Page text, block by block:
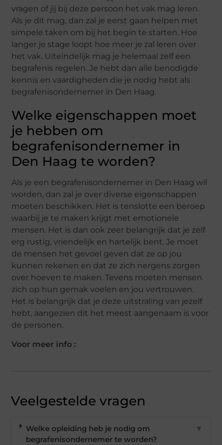
vragen of jij bij deze persoon het vak mag leren.
Als je dit mag, dan zal je eerst gaan helpen met
simpele taken om bij het begin te starten. Hoe
langer je stage loopt hoe meer je zal leren over
het vak. Uiteindelijk mag je helemaal zelf een
begrafenis regelen. Je hebt dan alle benodigde
kennis en vaardigheden die je nodig hebt als
begrafenisondernemer in Den Haag.
Welke eigenschappen moet
je hebben om
begrafenisondernemer in
Den Haag te worden?
Als je een begrafenisondernemer in Den Haag wil
worden, dan zal je over diverse eigenschappen
moeten beschikken. Het is tenslotte een beroep
waarbij je te maken krijgt met emotionele
mensen. Het is dan ook zeer belangrijk dat je zelf
erg rustig, vriendelijk en hartelijk bent. Je moet
de mensen het gevoel geven dat ze op jou
kunnen rekenen en dat ze zich nergens zorgen
over hoeven te maken. Tevens moeten mensen
zich op hun gemak voelen en jou vertrouwen.
Het is belangrijk dat je deze uitstraling van jezelf
hebt, aangezien dit het meest aangenaam is voor
de personen.
Voor meer info :
Veelgestelde vragen
Welke opleiding heb je nodig om
begrafenisondernemer te worden?
▼